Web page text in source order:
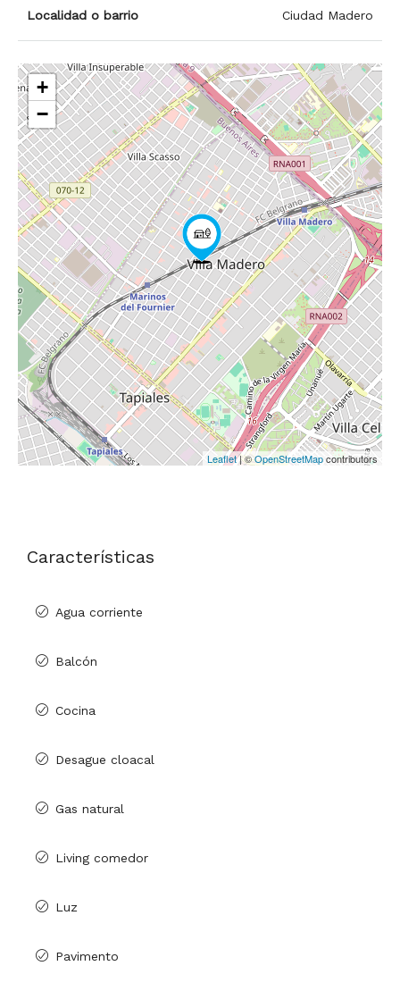
Localidad o barrio Ciudad Madero
+
−
Leaflet| ©OpenStreetMapcontributors
Características
Agua corriente
Balcón
Cocina
Desague cloacal
Gas natural
Living comedor
Luz
Pavimento